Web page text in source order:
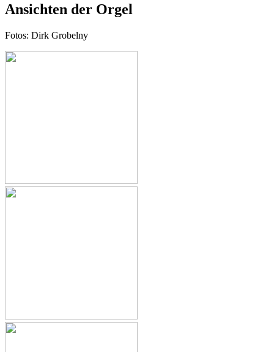
Ansichten der Orgel
Fotos: Dirk Grobelny